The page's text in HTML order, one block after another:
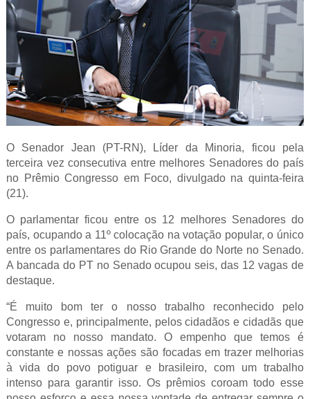
O Senador Jean (PT-RN), Líder da Minoria, ficou pela
terceira vez consecutiva entre melhores Senadores do país
no Prêmio Congresso em Foco, divulgado na quinta-feira
(21).
O parlamentar ficou entre os 12 melhores Senadores do
país, ocupando a 11º colocação na votação popular, o único
entre os parlamentares do Rio Grande do Norte no Senado.
A bancada do PT no Senado ocupou seis, das 12 vagas de
destaque.
“É muito bom ter o nosso trabalho reconhecido pelo
Congresso e, principalmente, pelos cidadãos e cidadãs que
votaram no nosso mandato. O empenho que temos é
constante e nossas ações são focadas em trazer melhorias
à vida do povo potiguar e brasileiro, com um trabalho
intenso para garantir isso. Os prêmios coroam todo esse